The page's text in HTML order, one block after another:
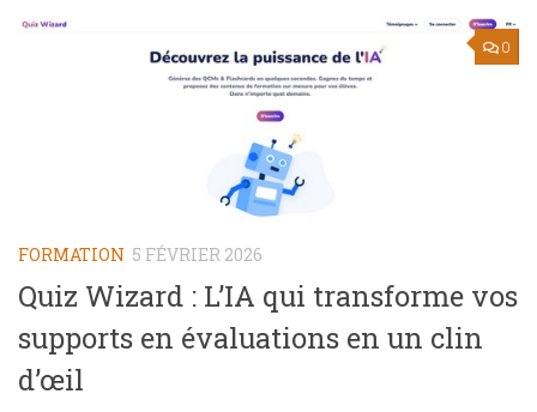
0
FORMATION 5 FÉVRIER 2026
Quiz Wizard : L’IA qui transforme vos
supports en évaluations en un clin
d’œil